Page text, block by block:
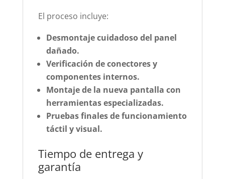
El proceso incluye:
Desmontaje cuidadoso del panel
dañado.
Verificación de conectores y
componentes internos.
Montaje de la nueva pantalla con
herramientas especializadas.
Pruebas finales de funcionamiento
táctil y visual.
Tiempo de entrega y
garantía